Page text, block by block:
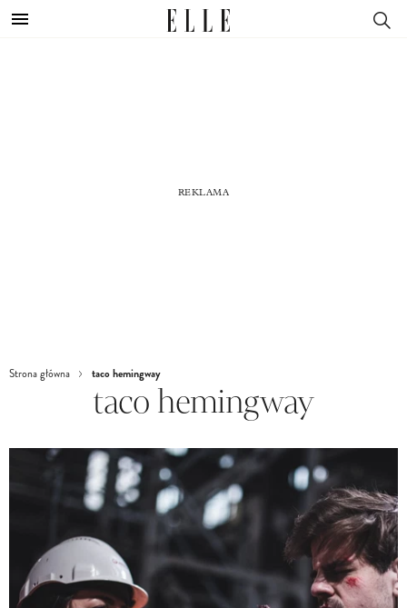
Strona główna taco hemingway
taco hemingway